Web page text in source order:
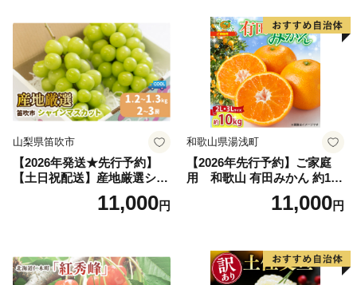
果肉 長野県産 小諸市
山梨県笛吹市
【2026年発送★先行予約】
【土日祝配送】産地厳選シャ
インマスカット1.2kg～1.3kg
（2房～3房）※沖縄・離島配
笛吹市 山梨県 フルーツ 果物
ぶどう 葡萄 大粒 シャインマ
11,000円
和歌山県湯浅町
【2026年先行予約】ご家庭
用 和歌山 有田みかん 約10k
g (2L、3Lサイズ)【湯浅町】
11,000円